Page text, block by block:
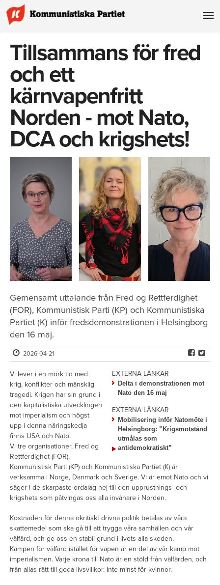
Tillsammans för fred
och ett
kärnvapenfritt
Norden - mot Nato,
DCA och krigshets!
Gemensamt uttalande från Fred og Rettferdighet
(FOR), Kommunistisk Parti (KP) och Kommunistiska
Partiet (K) inför fredsdemonstrationen i Helsingborg
den 16 maj.
2026-04-21
EXTERNA LÄNKAR
Delta i demonstrationen mot
Nato den 16 maj
EXTERNA LÄNKAR
Mobilisering inför Natomöte i
Helsingborg: ”Krigsmotstånd
utmålas som
antidemokratiskt”
Vi lever i en mörk tid med
krig, konflikter och mänsklig
tragedi. Krigen har sin grund i
den kapitalistiska utvecklingen
mot imperialism och högst
upp i denna näringskedja
finns USA och Nato.
Vi tre organisationer, Fred og
Rettferdighet (FOR),
Kommunistisk Parti (KP) och Kommunistiska Partiet (K) är
verksamma i Norge, Danmark och Sverige. Vi är emot Nato och vi
säger i de skarpaste ordalag nej till den upprustnings- och
krigshets som påtvingas oss alla invånare i Norden.
Kostnaden för denna okritiskt drivna politik betalas av våra
skattemedel som ska gå till att trygga våra samhällen och vår
välfärd, och ge oss en stabil grund i livets alla skeden.
Kampen för välfärd istället för vapen är en del av vår kamp mot
imperialismen. Varje krona till Nato är en stöld från välfärden, och
från allas rätt till goda livsvillkor. Inte minst för kvinnor.